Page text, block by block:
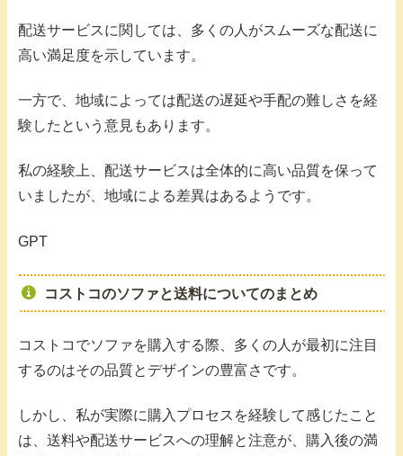
配送サービスに関しては、多くの人がスムーズな配送に
高い満足度を示しています。
一方で、地域によっては配送の遅延や手配の難しさを経
験したという意見もあります。
私の経験上、配送サービスは全体的に高い品質を保って
いましたが、地域による差異はあるようです。
GPT
コストコのソファと送料についてのまとめ
コストコでソファを購入する際、多くの人が最初に注目
するのはその品質とデザインの豊富さです。
しかし、私が実際に購入プロセスを経験して感じたこと
は、送料や配送サービスへの理解と注意が、購入後の満